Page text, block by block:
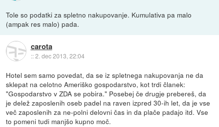
Tole so podatki za spletno nakupovanje. Kumulativa pa malo
(ampak res malo) pada.
carota
::2. dec 2013, 22:04
Hotel sem samo povedat, da se iz spletnega nakupovanja ne da
sklepat na celotno Ameriško gospodarstvo, kot trdi članek:
"Gospodarstvo v ZDA se pobira." Posebej če drugje prebereš, da
je delež zaposlenih oseb padel na raven izpred 30-ih let, da je vse
več zaposlenih za ne-polni delovni čas in da plače padajo itd. Vse
to pomeni tudi manjšo kupno moč.